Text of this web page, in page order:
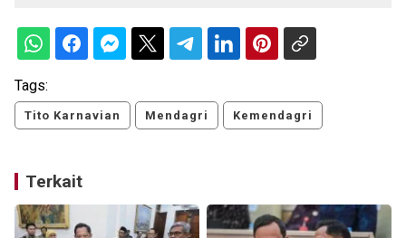
Tags:
Tito Karnavian Mendagri Kemendagri
Terkait